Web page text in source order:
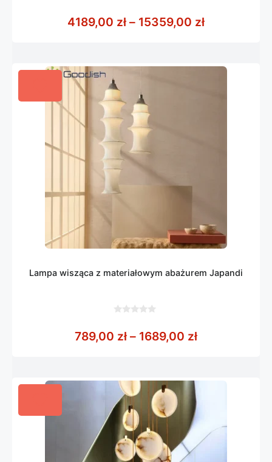
5
4189,00 zł – 15359,00 złZakres cen:
Lampa wisząca z materiałowym abażurem Japandi
5
789,00 zł – 1689,00 złZakres cen: